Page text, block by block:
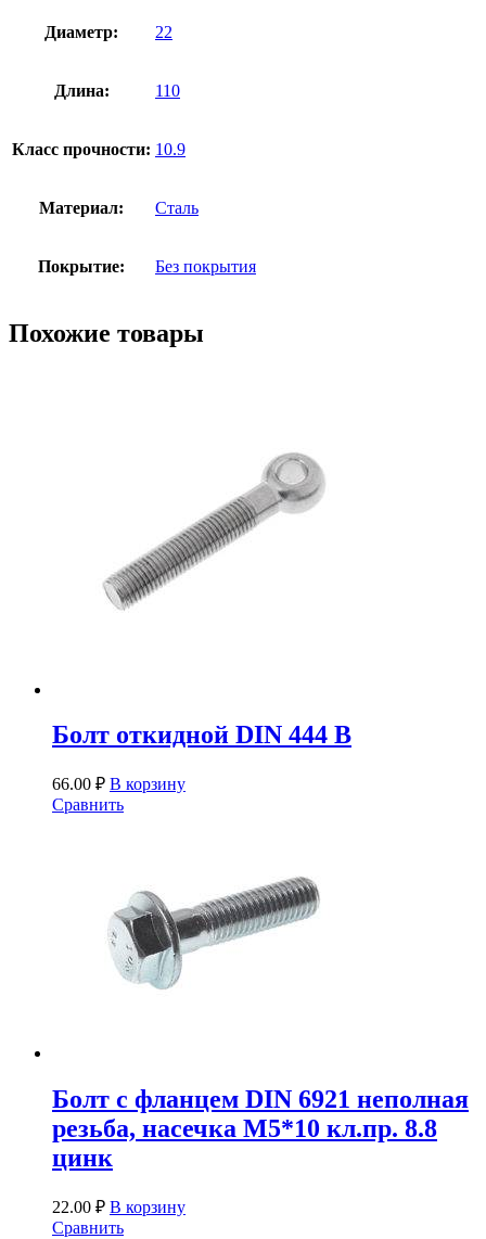
Диаметр: 22
Длина: 110
Класс прочности: 10.9
Материал: Сталь
Покрытие: Без покрытия
Похожие товары
Болт откидной DIN 444 B
66.00 ₽ В корзину
Сравнить
Болт с фланцем DIN 6921 неполная
резьба, насечка М5*10 кл.пр. 8.8
цинк
22.00 ₽ В корзину
Сравнить